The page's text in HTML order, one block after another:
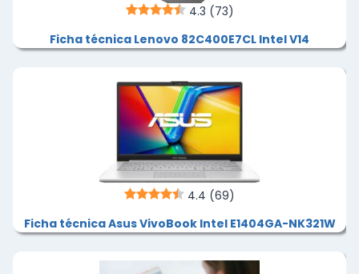
4.3 (73)
Ficha técnica Lenovo 82C400E7CL Intel V14
4.4 (69)
Ficha técnica Asus VivoBook Intel E1404GA-NK321W